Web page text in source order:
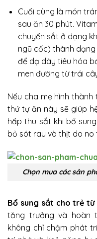
Cuối cùng là món
sau ăn 30 phút.
chuyển sắt ở dạng
ngũ cốc) thành dạng
để dạ dày tiêu hóa
men đường từ trái
Nếu cha mẹ hình
thứ tự ăn này sẽ giúp
hấp thu sắt khi bổ
bỏ sót rau và thịt do no
Chọn mua các sản
Bổ sung sắt cho trẻ từ
tăng trưởng và hoàn
không chỉ chậm phát